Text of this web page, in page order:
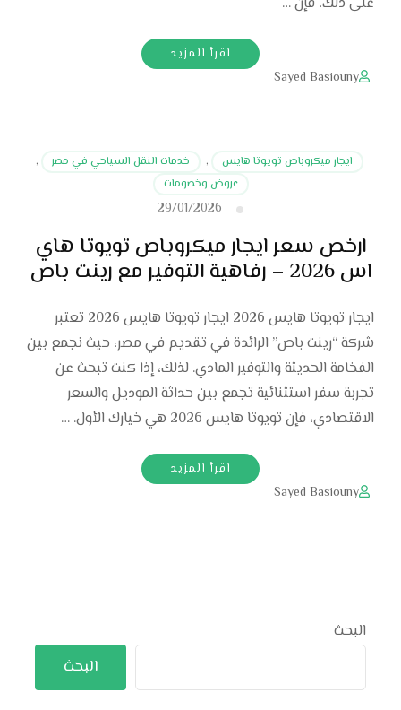
اقرأ المزيد
Sayed Basiouny
ايجار ميكروباص تويوتا هايس , خدمات النقل السياحي في مصر
,
عروض وخصومات
29/01/2026
ارخص سعر ايجار ميكروباص تويوتا هاي
اس 2026 – رفاهية التوفير مع رينت باص
ايجار تويوتا هايس 2026 ايجار تويوتا هايس 2026 تعتبر
شركة “رينت باص” الرائدة في تقديم في مصر، حيث نجمع بين
الفخامة الحديثة والتوفير المادي. لذلك، إذا كنت تبحث عن
تجربة سفر استثنائية تجمع بين حداثة الموديل والسعر
الاقتصادي، فإن تويوتا هايس 2026 هي خيارك الأول. …
اقرأ المزيد
Sayed Basiouny
البحث
البحث